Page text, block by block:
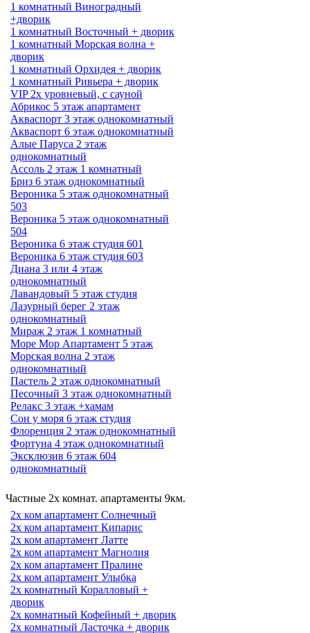
1 комнатный Виноградный
+дворик
1 комнатный Восточный + дворик
1 комнатный Морская волна +
дворик
1 комнатный Орхидея + дворик
1 комнатный Ривьера + дворик
VIP 2х уровневый, с сауной
Абрикос 5 этаж апартамент
Акваспорт 3 этаж однокомнатный
Акваспорт 6 этаж однокомнатный
Алые Паруса 2 этаж
однокомнатный
Ассоль 2 этаж 1 комнатный
Бриз 6 этаж однокомнатный
Вероника 5 этаж однокомнатный
503
Вероника 5 этаж однокомнатный
504
Вероника 6 этаж студия 601
Вероника 6 этаж студия 603
Диана 3 или 4 этаж
однокомнатный
Лавандовый 5 этаж студия
Лазурный берег 2 этаж
однокомнатный
Мираж 2 этаж 1 комнатный
Море Мор Апартамент 5 этаж
Морская волна 2 этаж
однокомнатный
Пастель 2 этаж однокомнатный
Песочный 3 этаж однокомнатный
Релакс 3 этаж +хамам
Сон у моря 6 этаж студия
Флоренция 2 этаж однокомнатный
Фортуна 4 этаж однокомнатный
Эксклюзив 6 этаж 604
однокомнатный
Частные 2х комнат. апартаменты 9км.
2х ком апартамент Солнечный
2х ком апартамент Кипарис
2х ком апартамент Латте
2х ком апартамент Магнолия
2х ком апартамент Пралине
2х ком апартамент Улыбка
2х комнатный Коралловый +
дворик
2х комнатный Кофейный + дворик
2х комнатный Ласточка + дворик